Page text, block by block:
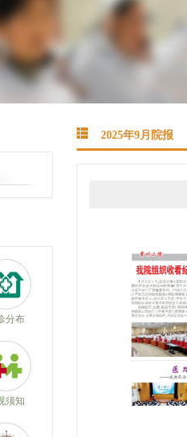
分布
须知
2025年9月院报